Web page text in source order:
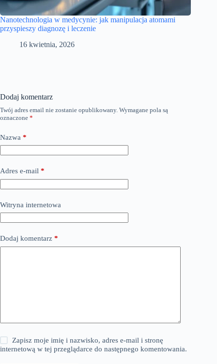
Nanotechnologia w medycynie: jak manipulacja atomami
przyspieszy diagnozę i leczenie
16 kwietnia, 2026
Dodaj komentarz
Twój adres email nie zostanie opublikowany. Wymagane pola są
oznaczone *
Nazwa *
Adres e-mail *
Witryna internetowa
Dodaj komentarz *
Zapisz moje imię i nazwisko, adres e-mail i stronę
internetową w tej przeglądarce do następnego komentowania.